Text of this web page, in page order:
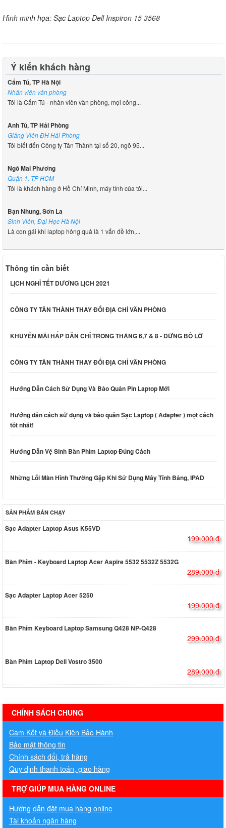
Hình minh họa: Sạc Laptop Dell Inspiron 15 3568
Ý kiến khách hàng
Cẩm Tú, TP Hà Nội
Nhân viên văn phòng
Tôi là Cẩm Tú - nhân viên văn phòng, mọi công...
Anh Tú, TP Hải Phòng
Giảng Viên ĐH Hải Phòng
Tôi biết đến Công ty Tân Thành tại số 20, ngõ 95...
Ngô Mai Phương
Quận 1. TP HCM
Tôi là khách hàng ở Hồ Chí Minh, máy tính của tôi...
Bạn Nhung, Sơn La
Sinh Viên, Đại Học Hà Nội
Là con gái khi laptop hỏng quả là 1 vấn đề lớn,...
Thông tin cần biết
LỊCH NGHỈ TẾT DƯƠNG LỊCH 2021
CÔNG TY TÂN THÀNH THAY ĐỔI ĐỊA CHỈ VĂN PHÒNG
KHUYỄN MÃI HẤP DẪN CHỈ TRONG THÁNG 6,7 & 8 - ĐỪNG BỎ LỠ
CÔNG TY TÂN THÀNH THAY ĐỔI ĐỊA CHỈ VĂN PHÒNG
Hướng Dẫn Cách Sử Dụng Và Bảo Quản Pin Laptop Mới
Hướng dẫn cách sử dụng và bảo quản Sạc Laptop ( Adapter ) một cách
tốt nhất!
Hướng Dẫn Vệ Sinh Bàn Phím Laptop Đúng Cách
Những Lỗi Màn Hình Thường Gặp Khi Sử Dụng Máy Tính Bảng, IPAD
SẢN PHẨM BÁN CHẠY
Sạc Adapter Laptop Asus K55VD
199.000 đ
Bàn Phím - Keyboard Laptop Acer Aspire 5532 5532Z 5532G
289.000 đ
Sạc Adapter Laptop Acer 5250
199.000 đ
Bàn Phím Keyboard Laptop Samsung Q428 NP-Q428
299.000 đ
Bàn Phím Laptop Dell Vostro 3500
289.000 đ
hermes handbags outlet online
CHÍNH SÁCH CHUNG
Cam Kết và Điều Kiện Bảo Hành
Bảo mật thông tin
Chính sách đổi, trả hàng
Quy định thanh toán, giao hàng
TRỢ GIÚP MUA HÀNG ONLINE
Hướng dẫn đặt mua hàng online
Tài khoản ngân hàng